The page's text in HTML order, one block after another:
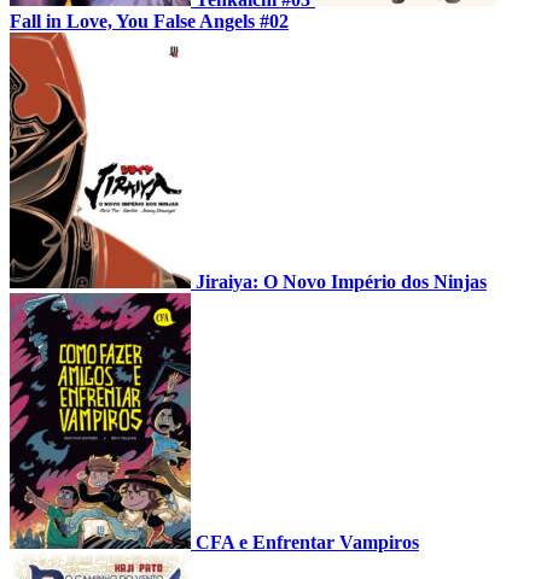
Fall in Love, You False Angels #02
Jiraiya: O Novo Império dos Ninjas
CFA e Enfrentar Vampiros